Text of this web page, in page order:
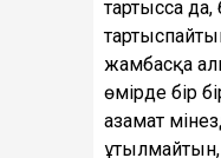
тартысса да,
жамбасқа
өмірде бір
азамат